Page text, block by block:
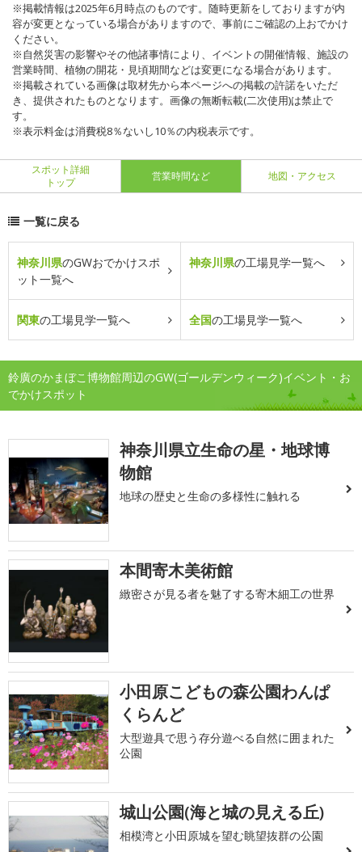
※掲載情報は2025年6月時点のものです。随時更新をしておりますが内
容が変更となっている場合がありますので、事前にご確認の上おでかけ
ください。
※自然災害の影響やその他諸事情により、イベントの開催情報、施設の
営業時間、植物の開花・見頃期間などは変更になる場合があります。
※掲載されている画像は取材先から本ページへの掲載の許諾をいただ
き、提供されたものとなります。画像の無断転載(二次使用)は禁止で
す。
※表示料金は消費税8％ないし10％の内税表示です。
スポット詳細
トップ
営業時間など 地図・アクセス
一覧に戻る
神奈川県のGWおでかけスポ
ット一覧へ
神奈川県の工場見学一覧へ
関東の工場見学一覧へ 全国の工場見学一覧へ
鈴廣のかまぼこ博物館周辺のGW(ゴールデンウィーク)イベント・お
でかけスポット
神奈川県立生命の星・地球博
物館
地球の歴史と生命の多様性に触れる
本間寄木美術館
緻密さが見る者を魅了する寄木細工の世界
小田原こどもの森公園わんぱ
くらんど
大型遊具で思う存分遊べる自然に囲まれた
公園
城山公園(海と城の見える丘)
相模湾と小田原城を望む眺望抜群の公園